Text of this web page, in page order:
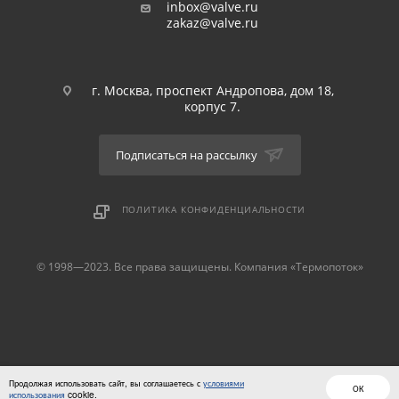
inbox@valve.ru
zakaz@valve.ru
г. Москва, проспект Андропова, дом 18,
корпус 7.
Подписаться на рассылку
ПОЛИТИКА КОНФИДЕНЦИАЛЬНОСТИ
© 1998—2023. Все права защищены. Компания «Термопоток»
ОК
Продолжая использовать сайт, вы соглашаетесь с условиями
использования cookie.